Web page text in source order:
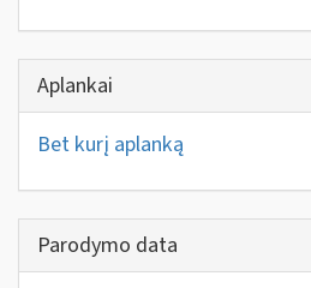
Aplankai
Bet kurį aplanką
Parodymo data